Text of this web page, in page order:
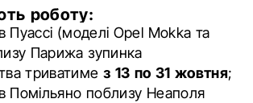
роботу:
Пуассі (моделі Opel Mokka та
Парижа зупинка
триватиме з 13 по 31 жовтня;
Помільяно поблизу Неаполя